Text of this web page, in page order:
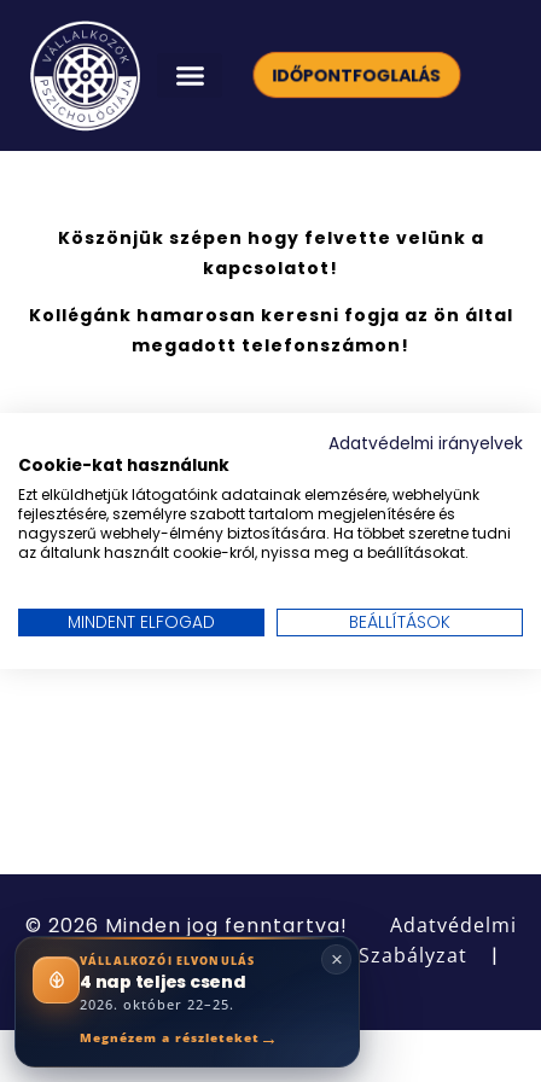
IDŐPONTFOGLALÁS
Köszönjük szépen hogy felvette velünk a
kapcsolatot!
Kollégánk hamarosan keresni fogja az ön által
megadott telefonszámon!
© 2026 Minden jog fenntartva!
Adatvédelmi
Tájékoztató|Panaszkezelési Szabályzat |
×
VÁLLALKOZÓI ELVONULÁS
4 nap teljes csend
2026. október 22–25.
Megnézem a részleteket →
Adatvédelmi irányelvek
Cookie-kat használunk
Ezt elküldhetjük látogatóink adatainak elemzésére, webhelyünk
fejlesztésére, személyre szabott tartalom megjelenítésére és
nagyszerű webhely-élmény biztosítására. Ha többet szeretne tudni
az általunk használt cookie-król, nyissa meg a beállításokat.
MINDENT ELFOGAD BEÁLLÍTÁSOK